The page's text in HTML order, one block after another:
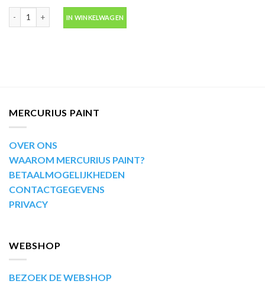
IN WINKELWAGEN
MERCURIUS PAINT
OVER ONS
WAAROM MERCURIUS PAINT?
BETAALMOGELIJKHEDEN
CONTACTGEGEVENS
PRIVACY
WEBSHOP
BEZOEK DE WEBSHOP